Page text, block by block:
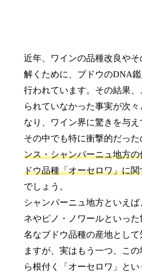
近年、ワインの品種改良やそ
解くために、ブドウのDNA
行われています。その結果、
られていなかった事実が次々
なり、ワイン界に驚きを与え
その中でも特に衝撃的だった
ンス・シャンパーニュ地方
ドウ品種「オーセロワ」に
でしょう。
シャンパーニュ地方といえば
ネやピノ・ノワールといっ
名なブドウ品種の産地として
ますが、実はもう一つ、こ
ら根付く「オーセロワ」と